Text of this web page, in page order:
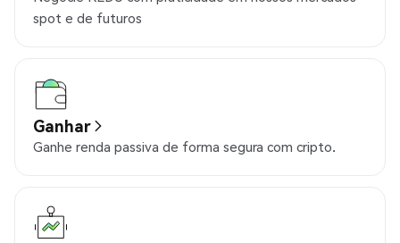
spot e de futuros
Ganhar
Ganhe renda passiva de forma segura com cripto.